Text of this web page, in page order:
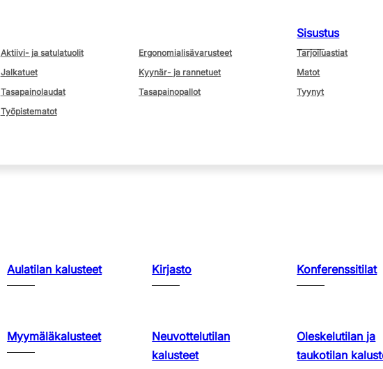
Aktiivi- ja satulatuolit
Ergonomialisävarusteet
Jalkatuet
Kyynär- ja rannetuet
Tasapainolaudat
Tasapainopallot
Työpistematot
Sisustus
Tarjoiluastiat
Matot
Tyynyt
Aulatilan kalusteet Kirjasto Konferenssitilat
Myymäläkalusteet
Neuvottelutilan
kalusteet
Oleskelutilan ja
taukotilan